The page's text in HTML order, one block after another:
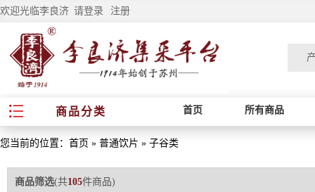
欢迎光临李良济 请登录 注册
商品分类 首页 所有商品
您当前的位置： 首页 » 普通饮片 » 子谷类
商品筛选(共105件商品)